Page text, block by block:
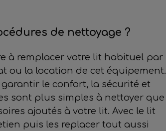
de nettoyage ?
à remplacer votre lit habituel par
ou la location de cet équipement.
le confort, la sécurité et
sont plus simples à nettoyer que
ajoutés à votre lit. Avec le lit
puis les replacer tout aussi